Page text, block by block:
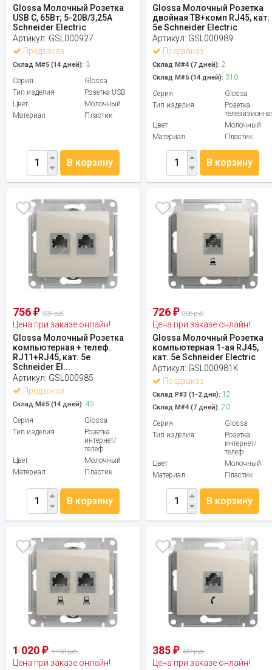
Glossa Молочный Розетка
USB C, 65Вт; 5-20В/3,25А
Schneider Electric
Артикул: GSL000927
Предзаказ
Склад М#5 (14 дней): 3
Серия
Glossa
Тип изделия
Розетка USB
Цвет
Молочный
Материал
Пластик
В корзину
Glossa Молочный Розетка
двойная ТВ+комп RJ45, кат.
5e Schneider Electric
Артикул: GSL000989
Предзаказ
Склад М#4 (7 дней): 2
Склад М#5 (14 дней): 310
Серия
Glossa
Тип изделия
Розетка
Цвет
Молочный
Материал
Пластик
В корзину
756 ₽ 839 руб.
Цена при заказе онлайн!
Glossa Молочный Розетка
компьютерная + телеф.
RJ11+RJ45, кат. 5e
Schneider El...
Артикул: GSL000985
Предзаказ
Склад М#5 (14 дней): 45
Серия
Glossa
Тип изделия
Розетка
интернет/
телеф
Цвет
Молочный
Материал
Пластик
В корзину
726₽ 806 руб.
Цена при заказе онлайн!
Glossa Молочный Розетка
компьютерная 1-ая RJ45,
кат. 5e Schneider Electric
Артикул: GSL000981K
Предзаказ
Склад Р#3 (1-2 дня): 12
Склад М#4 (7 дней): 20
Серия
Glossa
Тип изделия
Розетка
интернет/
телеф
Цвет
Молочный
Материал
Пластик
В корзину
1 020 ₽ 1 133 руб.
Цена при заказе онлайн!
385₽ 427 руб.
Цена при заказе онлайн!